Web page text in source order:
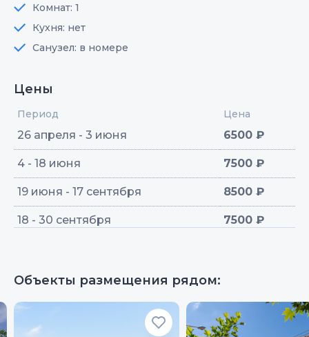
Комнат: 1
Кухня: нет
Санузел: в номере
Цены
Период Цена
26 апреля - 3 июня 6500 ₽
4 - 18 июня 7500 ₽
19 июня - 17 сентября 8500 ₽
18 - 30 сентября 7500 ₽
Объекты размещения рядом: